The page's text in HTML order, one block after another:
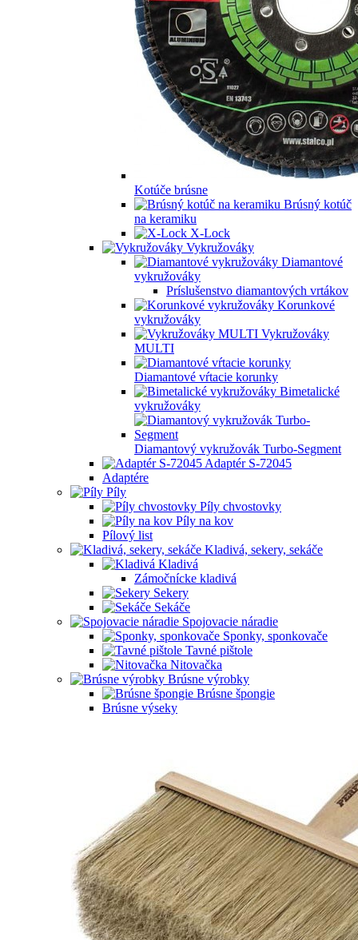
Kotúče brúsne
Brúsný kotúč
na keramiku
X-Lock
Vykružováky
Diamantové
vykružováky
Príslušenstvo diamantových vrtákov
Korunkové
vykružováky
Vykružováky
MULTI
Diamantové vŕtacie korunky
Bimetalické
vykružováky
Diamantový vykružovák Turbo-Segment
Adaptér S-72045
Adaptére
Píly
Píly chvostovky
Píly na kov
Pílový list
Kladivá, sekery, sekáče
Kladivá
Zámočnícke kladivá
Sekery
Sekáče
Spojovacie náradie
Sponky, sponkovače
Tavné pištole
Nitovačka
Brúsne výrobky
Brúsne špongie
Brúsne výseky